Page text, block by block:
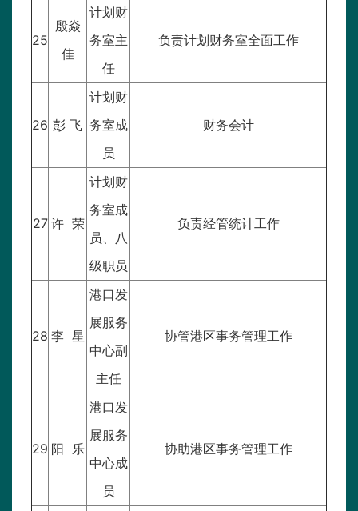
25
殷焱
佳
计划财
务室主
任
负责计划财务室全面工作
26 彭 飞
计划财
务室成
员
财务会计
27 许 荣
计划财
务室成
员、八
级职员
负责经管统计工作
28 李 星
港口发
展服务
中心副
主任
协管港区事务管理工作
29 阳 乐
港口发
展服务
中心成
员
协助港区事务管理工作